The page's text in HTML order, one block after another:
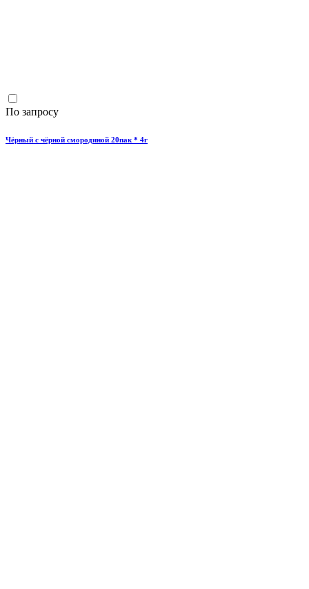
По запросу
Чёрный с чёрной смородиной 20пак * 4г